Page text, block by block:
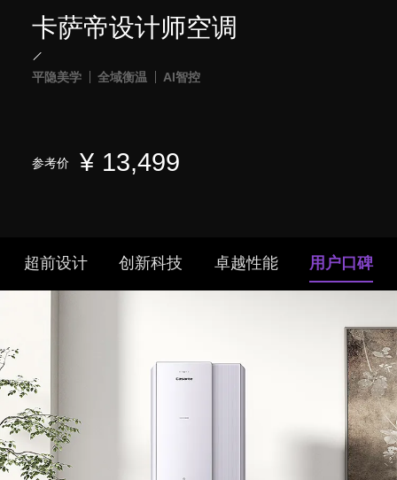
卡萨帝设计师空调
平隐美学 全域衡温 AI智控
参考价 ¥ 13,499
超前设计 创新科技 卓越性能 用户口碑